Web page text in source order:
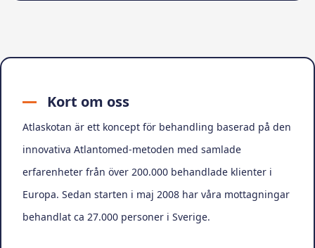
Kort om oss
Atlaskotan är ett koncept för behandling baserad på den
innovativa Atlantomed-metoden med samlade
erfarenheter från över 200.000 behandlade klienter i
Europa. Sedan starten i maj 2008 har våra mottagningar
behandlat ca 27.000 personer i Sverige.